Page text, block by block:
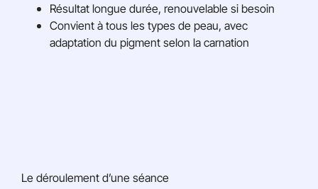
Résultat longue durée, renouvelable si besoin
Convient à tous les types de peau, avec
adaptation du pigment selon la carnation
Le déroulement d’une séance